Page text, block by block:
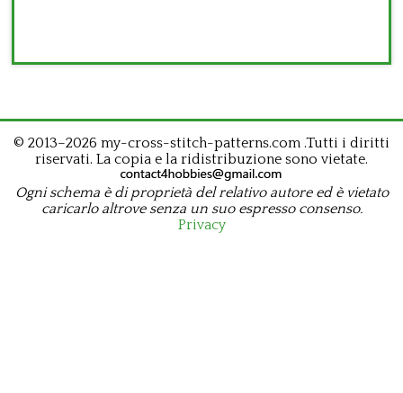
© 2013–2026 my-cross-stitch-patterns.com .Tutti i diritti
riservati. La copia e la ridistribuzione sono vietate.
Ogni schema è di proprietà del relativo autore ed è vietato
caricarlo altrove senza un suo espresso consenso.
Privacy